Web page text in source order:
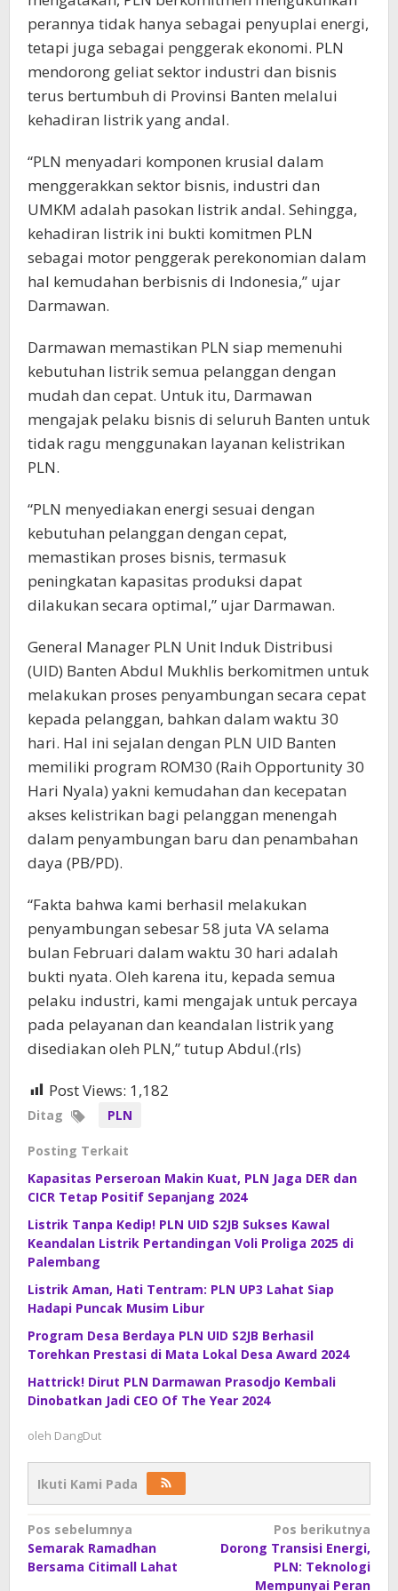
perannya tidak hanya sebagai penyuplai energi,
tetapi juga sebagai penggerak ekonomi. PLN
mendorong geliat sektor industri dan bisnis
terus bertumbuh di Provinsi Banten melalui
kehadiran listrik yang andal.
“PLN menyadari komponen krusial dalam
menggerakkan sektor bisnis, industri dan
UMKM adalah pasokan listrik andal. Sehingga,
kehadiran listrik ini bukti komitmen PLN
sebagai motor penggerak perekonomian dalam
hal kemudahan berbisnis di Indonesia,” ujar
Darmawan.
Darmawan memastikan PLN siap memenuhi
kebutuhan listrik semua pelanggan dengan
mudah dan cepat. Untuk itu, Darmawan
mengajak pelaku bisnis di seluruh Banten untuk
tidak ragu menggunakan layanan kelistrikan
PLN.
“PLN menyediakan energi sesuai dengan
kebutuhan pelanggan dengan cepat,
memastikan proses bisnis, termasuk
peningkatan kapasitas produksi dapat
dilakukan secara optimal,” ujar Darmawan.
General Manager PLN Unit Induk Distribusi
(UID) Banten Abdul Mukhlis berkomitmen untuk
melakukan proses penyambungan secara cepat
kepada pelanggan, bahkan dalam waktu 30
hari. Hal ini sejalan dengan PLN UID Banten
memiliki program ROM30 (Raih Opportunity 30
Hari Nyala) yakni kemudahan dan kecepatan
akses kelistrikan bagi pelanggan menengah
dalam penyambungan baru dan penambahan
daya (PB/PD).
“Fakta bahwa kami berhasil melakukan
penyambungan sebesar 58 juta VA selama
bulan Februari dalam waktu 30 hari adalah
bukti nyata. Oleh karena itu, kepada semua
pelaku industri, kami mengajak untuk percaya
pada pelayanan dan keandalan listrik yang
disediakan oleh PLN,” tutup Abdul.(rls)
Post Views: 1,182
Ditag PLN
Posting Terkait
Kapasitas Perseroan Makin Kuat, PLN Jaga DER dan
CICR Tetap Positif Sepanjang 2024
Listrik Tanpa Kedip! PLN UID S2JB Sukses Kawal
Keandalan Listrik Pertandingan Voli Proliga 2025 di
Palembang
Listrik Aman, Hati Tentram: PLN UP3 Lahat Siap
Hadapi Puncak Musim Libur
Program Desa Berdaya PLN UID S2JB Berhasil
Torehkan Prestasi di Mata Lokal Desa Award 2024
Hattrick! Dirut PLN Darmawan Prasodjo Kembali
Dinobatkan Jadi CEO Of The Year 2024
oleh DangDut
Ikuti Kami Pada
Navigasi
pos
Pos sebelumnya
Semarak Ramadhan
Bersama Citimall Lahat
Pos berikutnya
Dorong Transisi Energi,
PLN: Teknologi
Mempunyai Peran